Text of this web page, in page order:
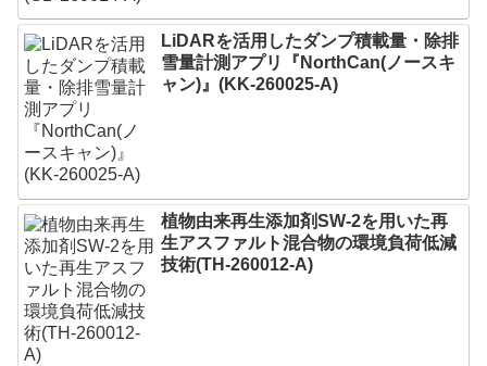
LiDARを活用したダンプ積載量・除排
雪量計測アプリ『NorthCan(ノースキ
ャン)』(KK-260025-A)
植物由来再生添加剤SW-2を用いた再
生アスファルト混合物の環境負荷低減
技術(TH-260012-A)